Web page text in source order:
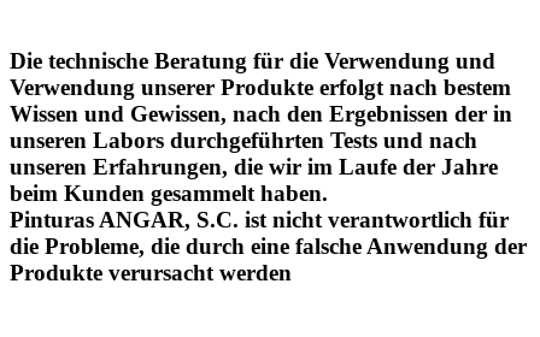
Die technische Beratung für die Verwendung und
Verwendung unserer Produkte erfolgt nach bestem
Wissen und Gewissen, nach den Ergebnissen der in
unseren Labors durchgeführten Tests und nach
unseren Erfahrungen, die wir im Laufe der Jahre
beim Kunden gesammelt haben.
Pinturas ANGAR, S.C. ist nicht verantwortlich für
die Probleme, die durch eine falsche Anwendung der
Produkte verursacht werden